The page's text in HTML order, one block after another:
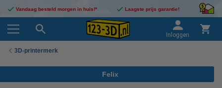
Vandaag besteld morgen in huis!* Laagste prijs garantie!
Inloggen
3D-printermerk
Felix